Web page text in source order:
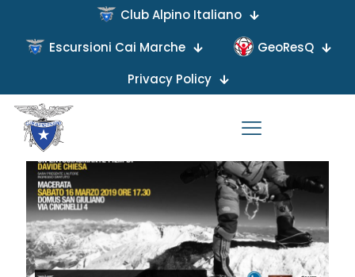
Club Alpino Italiano
Escursioni Cai Marche
GeoResQ
Privacy Policy